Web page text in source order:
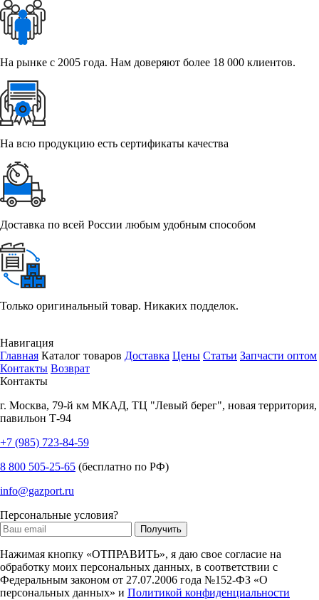
На рынке с 2005 года. Нам доверяют более 18 000 клиентов.
На всю продукцию есть сертификаты качества
Доставка по всей России любым удобным способом
Только оригинальный товар. Никаких подделок.
Навигация
Главная Каталог товаров Доставка Цены Статьи Запчасти оптом
Контакты Возврат
Контакты
г. Москва, 79-й км МКАД, ТЦ "Левый берег", новая территория,
павильон Т-94
+7 (985) 723-84-59
8 800 505-25-65 (бесплатно по РФ)
info@gazport.ru
Персональные условия?
Нажимая кнопку «ОТПРАВИТЬ», я даю свое согласие на
обработку моих персональных данных, в соответствии с
Федеральным законом от 27.07.2006 года №152-ФЗ «О
персональных данных» и Политикой конфиденциальности